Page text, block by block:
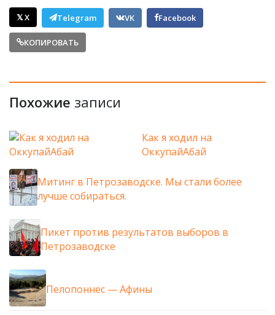
𝕏 X Telegram VK Facebook
КОПИРОВАТЬ
Похожие записи
Как я ходил на
ОккупайАбай
Митинг в Петрозаводске. Мы стали более
лучше собираться.
Пикет против результатов выборов в
Петрозаводске
Пелопоннес — Афины